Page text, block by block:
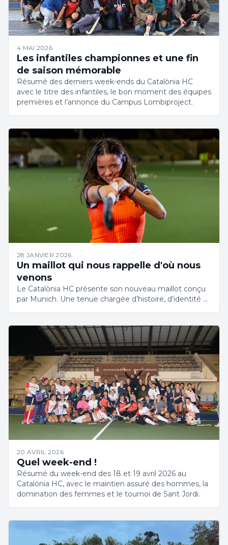
4 MAI 2026
Les infantiles championnes et une fin
de saison mémorable
Résumé des derniers week-ends du Catalònia HC
avec le titre des infantiles, le bon moment des équipes
premières et l’annonce du Campus Lombiproject.
28 JANVIER 2026
Un maillot qui nous rappelle d'où nous
venons
Le Catalònia HC présente son nouveau maillot conçu
par Munich. Une tenue chargée d’histoire, d’identité et
20 AVRIL 2026
Quel week-end !
Résumé du week-end des 18 et 19 avril 2026 au
Catalònia HC, avec le maintien assuré des hommes, la
domination des femmes et le tournoi de Sant Jordi.